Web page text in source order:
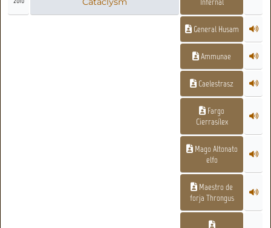
General Husam
Ammunae
Caelestrasz
Fargo
Cierrasílex
Mago Altonato
elfo
Maestro de
forja Throngus